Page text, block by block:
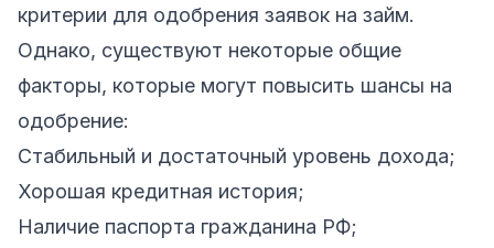
критерии для одобрения заявок на займ.
Однако, существуют некоторые общие
факторы, которые могут повысить шансы на
одобрение:
Стабильный и достаточный уровень дохода;
Хорошая кредитная история;
Наличие паспорта гражданина РФ;